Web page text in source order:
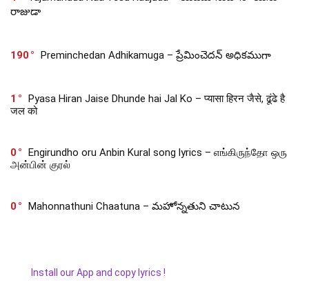
రాజుడా
190 Preminchedan Adhikamuga – ప్రేమించెదన్ అధికముగా
1
Pyasa Hiran Jaise Dhunde hai Jal Ko – प्यासा हिरन जैसे, ढूंढे है
जल को
0
Engirundho oru Anbin Kural song lyrics – எங்கிருந்தோ ஒரு
அன்பின் குரல்
0 Mahonnathuni Chaatuna – మహోన్నతుని చాటున
Install our App and copy lyrics !